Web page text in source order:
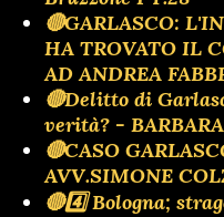
🔴GARLASCO:
HA TROVATO IL
AD ANDREA
🔴Delitto di
verità? -
🔴CASO
AVV.SIMONE
🔴4️⃣ Bologna;